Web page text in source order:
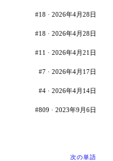
#18 · 2026年4月28日
#18 · 2026年4月28日
#11 · 2026年4月21日
#7 · 2026年4月17日
#4 · 2026年4月14日
#809 · 2023年9月6日
次の単語